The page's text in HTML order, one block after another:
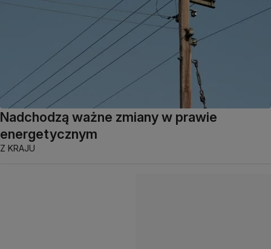
Nadchodzą ważne zmiany w prawie
energetycznym
Z KRAJU